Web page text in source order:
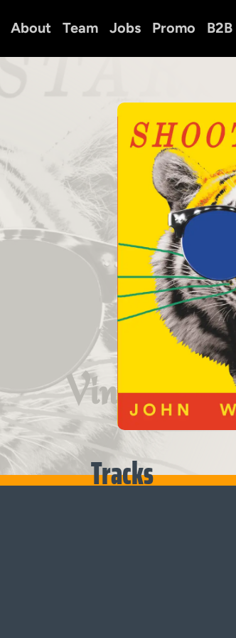
Vinyl
About Team Jobs Promo B2B
Tracks